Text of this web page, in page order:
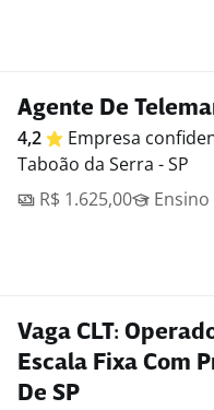
Agente De
4,2 Empresa
Taboão da Serra - SP
R$ 1.625,00
Ensino
Vaga CLT:
Escala Fixa Com
De SP